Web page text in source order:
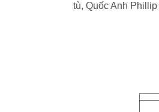
tù, Quốc Anh